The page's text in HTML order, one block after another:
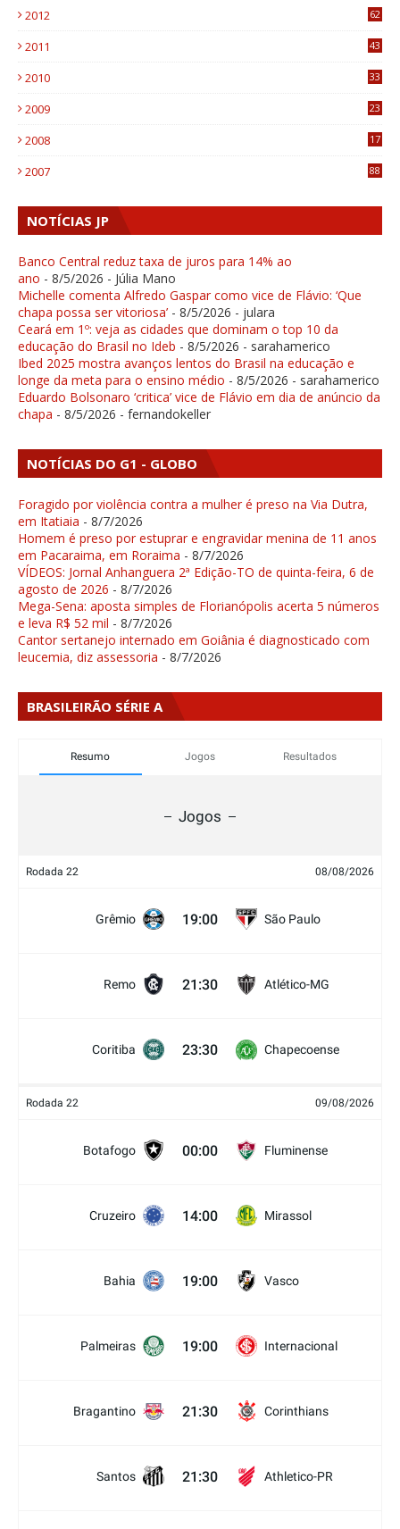
2012
62
2011
43
2010
33
2009
23
2008
17
2007 88
NOTÍCIAS JP
Banco Central reduz taxa de juros para 14% ao
ano - 8/5/2026 - Júlia Mano
Michelle comenta Alfredo Gaspar como vice de Flávio: ‘Que
chapa possa ser vitoriosa’ - 8/5/2026 - julara
Ceará em 1º: veja as cidades que dominam o top 10 da
educação do Brasil no Ideb - 8/5/2026 - sarahamerico
Ibed 2025 mostra avanços lentos do Brasil na educação e
longe da meta para o ensino médio - 8/5/2026 - sarahamerico
Eduardo Bolsonaro ‘critica’ vice de Flávio em dia de anúncio da
chapa - 8/5/2026 - fernandokeller
NOTÍCIAS DO G1 - GLOBO
Foragido por violência contra a mulher é preso na Via Dutra,
em Itatiaia - 8/7/2026
Homem é preso por estuprar e engravidar menina de 11 anos
em Pacaraima, em Roraima - 8/7/2026
VÍDEOS: Jornal Anhanguera 2ª Edição-TO de quinta-feira, 6 de
agosto de 2026 - 8/7/2026
Mega-Sena: aposta simples de Florianópolis acerta 5 números
e leva R$ 52 mil - 8/7/2026
Cantor sertanejo internado em Goiânia é diagnosticado com
leucemia, diz assessoria - 8/7/2026
BRASILEIRÃO SÉRIE A
Resumo Jogos Resultados
Jogos
Rodada 22 08/08/2026
Grêmio 19:00 São Paulo
Remo 21:30 Atlético-MG
Coritiba 23:30 Chapecoense
Rodada 22 09/08/2026
Botafogo 00:00 Fluminense
Cruzeiro 14:00 Mirassol
Bahia 19:00 Vasco
Palmeiras 19:00 Internacional
Bragantino 21:30 Corinthians
Santos 21:30 Athletico-PR